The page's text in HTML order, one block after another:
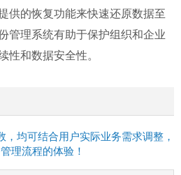
供的恢复功能来快速还原数据至
管理系统有助于保护组织和企业
性和数据安全性。
均可结合用户实际业务需求调整，
理流程的体验！